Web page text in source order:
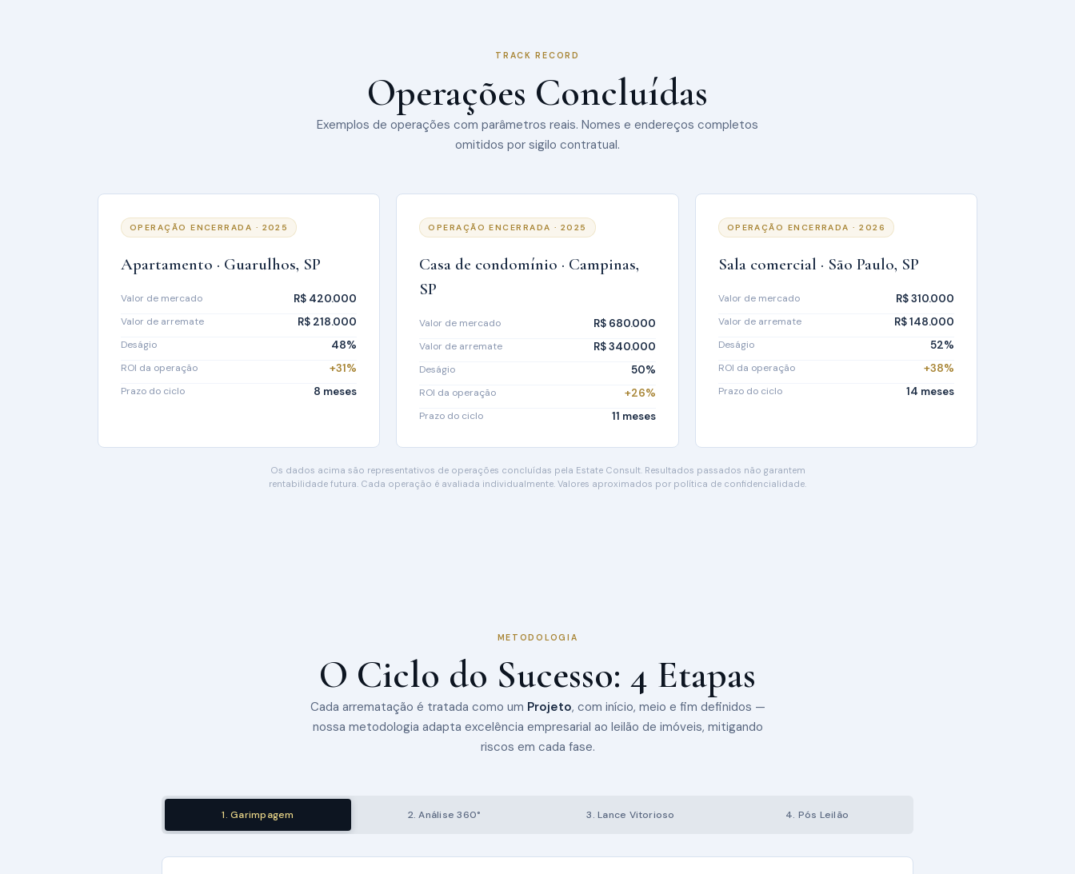
TRACK RECORD
Operações Concluídas
Exemplos de operações com parâmetros reais. Nomes e endereços completos
omitidos por sigilo contratual.
OPERAÇÃO ENCERRADA · 2025
Apartamento · Guarulhos, SP
Valor de mercado R$ 420.000
Valor de arremate R$ 218.000
Deságio 48%
ROI da operação +31%
Prazo do ciclo 8 meses
OPERAÇÃO ENCERRADA · 2025
Casa de condomínio · Campinas,
SP
Valor de mercado R$ 680.000
Valor de arremate R$ 340.000
Deságio 50%
ROI da operação +26%
Prazo do ciclo 11 meses
OPERAÇÃO ENCERRADA · 2026
Sala comercial · São Paulo, SP
Valor de mercado R$ 310.000
Valor de arremate R$ 148.000
Deságio 52%
ROI da operação +38%
Prazo do ciclo 14 meses
Os dados acima são representativos de operações concluídas pela Estate Consult. Resultados passados não garantem
rentabilidade futura. Cada operação é avaliada individualmente. Valores aproximados por política de confidencialidade.
METODOLOGIA
O Ciclo do Sucesso: 4 Etapas
Cada arrematação é tratada como um Projeto, com início, meio e fim definidos —
nossa metodologia adapta excelência empresarial ao leilão de imóveis, mitigando
riscos em cada fase.
1. Garimpagem 2. Análise 360° 3. Lance Vitorioso 4. Pós Leilão